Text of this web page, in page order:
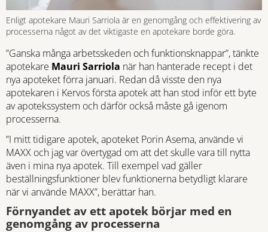
Enligt apotekare Mauri Sarriola är en genomgång och effektivering av
processerna något av det viktigaste en apotekare borde göra.
”Ganska många arbetsskeden och funktionsknappar”, tänkte
apotekare Mauri Sarriola när han hanterade recept i det
nya apoteket förra januari. Redan då visste den nya
apotekaren i Kervos första apotek att han stod inför ett byte
av apotekssystem och därför också måste gå igenom
processerna.
”I mitt tidigare apotek, apoteket Porin Asema, använde vi
MAXX och jag var övertygad om att det skulle vara till nytta
även i mina nya apotek. Till exempel vad gäller
beställningsfunktioner blev funktionerna betydligt klarare
när vi använde MAXX”, berättar han.
Förnyandet av ett apotek börjar med en
genomgång av processerna